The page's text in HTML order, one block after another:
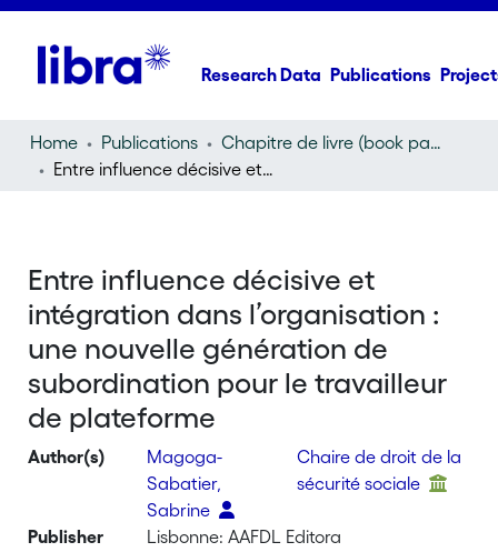
Research Data Publications
Home Publications
Chapitre de livre (book part)
Entre influence décisive et intégration dans l’organisation : une nouvelle génération de subordination pour le travailleur de plateforme
Entre influence décisive et
intégration dans l’organisation :
une nouvelle génération de
subordination pour le travailleur
de plateforme
Author(s)
Magoga-
Sabatier,
Sabrine
Chaire de droit de la
sécurité sociale
Publisher
Lisbonne: AAFDL Editora